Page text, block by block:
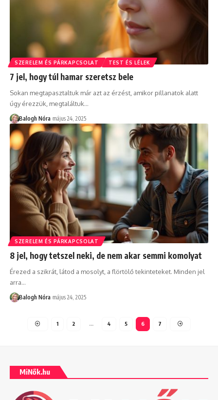
SZERELEM ÉS PÁRKAPCSOLAT TEST ÉS LÉLEK
7 jel, hogy túl hamar szeretsz bele
Sokan megtapasztaltuk már azt az érzést, amikor pillanatok alatt
úgy érezzük, megtaláltuk…
Balogh Nóra május 24, 2025
SZERELEM ÉS PÁRKAPCSOLAT
8 jel, hogy tetszel neki, de nem akar semmi komolyat
Érezed a szikrát, látod a mosolyt, a flörtölő tekinteteket. Minden jel
arra…
Balogh Nóra május 24, 2025
1 2 … 4 5 6 7
MiNők.hu